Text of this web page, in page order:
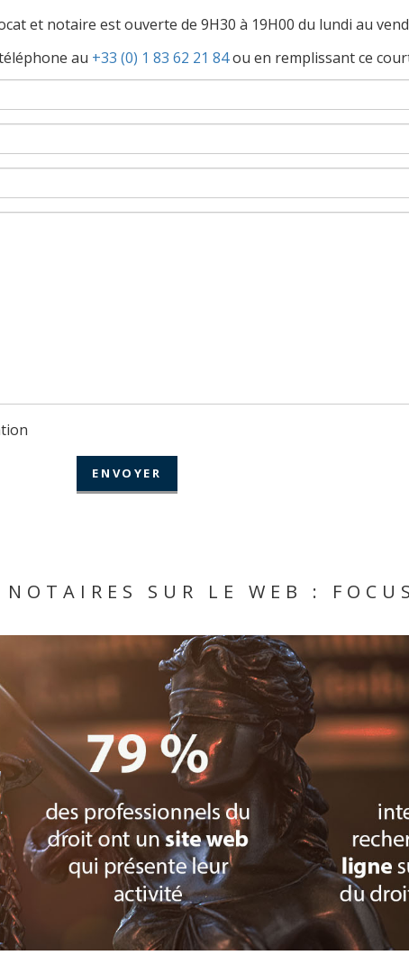
et notaire est ouverte de 9H30 à 19H00 du lundi au
au +33 (0) 1 83 62 21 84ou en remplissant ce
SUR LE WEB : FOCUS